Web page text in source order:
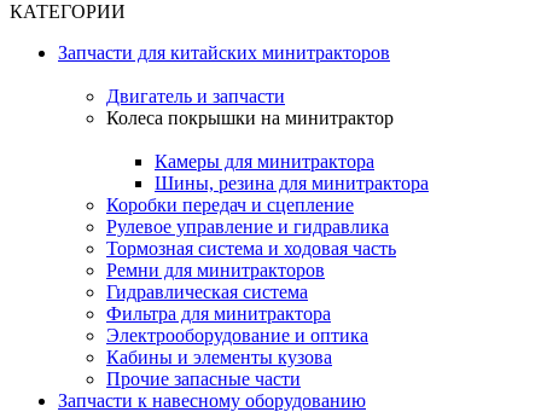
КАТЕГОРИИ
Запчасти для китайских минитракторов
Двигатель и запчасти
Колеса покрышки на минитрактор
Камеры для минитрактора
Шины, резина для минитрактора
Коробки передач и сцепление
Рулевое управление и гидравлика
Тормозная система и ходовая часть
Ремни для минитракторов
Гидравлическая система
Фильтра для минитрактора
Электрооборудование и оптика
Кабины и элементы кузова
Прочие запасные части
Запчасти к навесному оборудованию